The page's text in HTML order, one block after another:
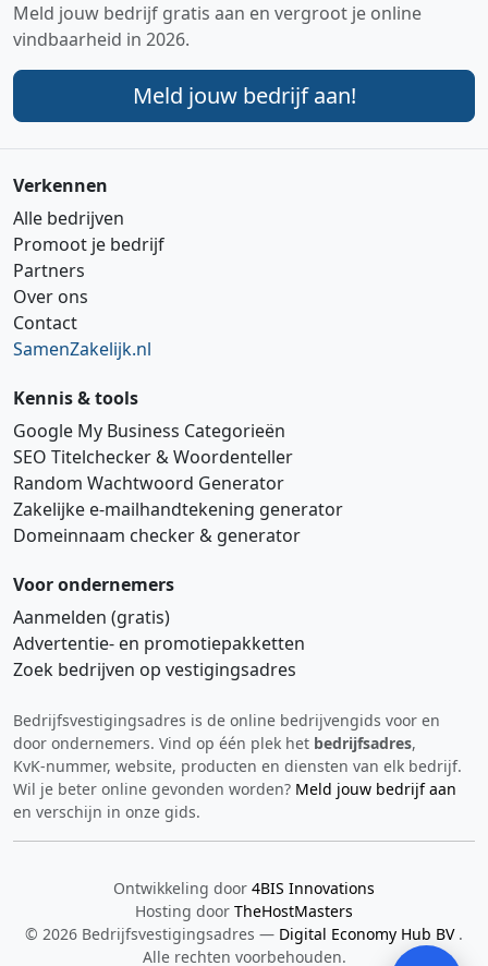
Meld jouw bedrijf gratis aan en vergroot je online
vindbaarheid in 2026.
Meld jouw bedrijf aan!
Verkennen
Alle bedrijven
Promoot je bedrijf
Partners
Over ons
Contact
SamenZakelijk.nl
Kennis & tools
Google My Business Categorieën
SEO Titelchecker & Woordenteller
Random Wachtwoord Generator
Zakelijke e‑mailhandtekening generator
Domeinnaam checker & generator
Voor ondernemers
Aanmelden (gratis)
Advertentie‑ en promotiepakketten
Zoek bedrijven op vestigingsadres
Bedrijfsvestigingsadres is de online bedrijvengids voor en
door ondernemers. Vind op één plek het bedrijfsadres,
KvK‑nummer, website, producten en diensten van elk bedrijf.
Wil je beter online gevonden worden? Meld jouw bedrijf aan
en verschijn in onze gids.
Ontwikkeling door 4BIS Innovations
Hosting door TheHostMasters
© 2026 Bedrijfsvestigingsadres — Digital Economy Hub BV .
Alle rechten voorbehouden.
Hi 👋 We horen graag uw feedback!
Verstuur